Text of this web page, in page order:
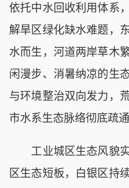
依托中水回收利用体系
解旱区绿化缺水难题，
水而生，河道两岸草木
闲漫步、消暑纳凉的生
与环境整治双向发力，
市水系生态脉络彻底疏通
工业城区生态风貌实
区生态短板，白银区持